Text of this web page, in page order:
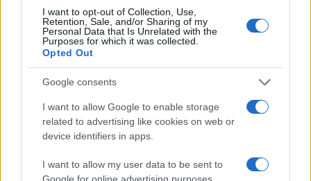
I want to opt-out of Collection, Use,
Retention, Sale, and/or Sharing of my
Personal Data that Is Unrelated with the
Purposes for which it was collected.
Opted Out
Google consents
I want to allow Google to enable storage
related to advertising like cookies on web or
device identifiers in apps.
I want to allow my user data to be sent to
Google for online advertising purposes.
Rafael Oliveira · 4 ago 2026
NÃO CLASSIFICADO